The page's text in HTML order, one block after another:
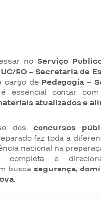
no Serviço
RO – Secretaria de
cargo de Pedagogia –
essencial contar
atualizados e
dos concursos
faz toda a
nacional na
e
busca segurança,
.